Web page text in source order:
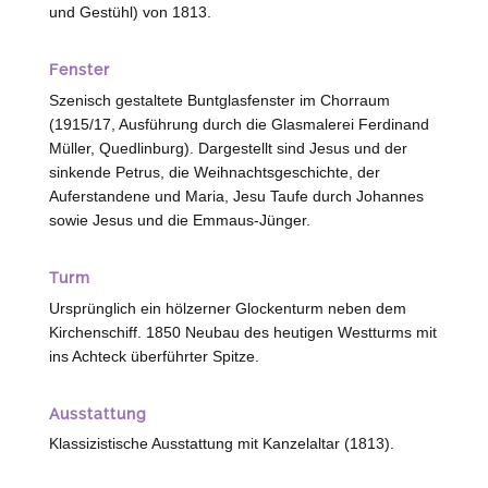
und Gestühl) von 1813.
Fenster
Szenisch gestaltete Buntglasfenster im Chorraum
(1915/17, Ausführung durch die Glasmalerei Ferdinand
Müller, Quedlinburg). Dargestellt sind Jesus und der
sinkende Petrus, die Weihnachtsgeschichte, der
Auferstandene und Maria, Jesu Taufe durch Johannes
sowie Jesus und die Emmaus-Jünger.
Turm
Ursprünglich ein hölzerner Glockenturm neben dem
Kirchenschiff. 1850 Neubau des heutigen Westturms mit
ins Achteck überführter Spitze.
Ausstattung
Klassizistische Ausstattung mit Kanzelaltar (1813).